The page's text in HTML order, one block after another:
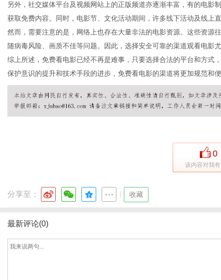
另外，社交媒体平台及视频网站上的正版频道亦逐渐丰富，有的电影
获取免费内容。同时，电影节、文化活动期间，许多线下活动及线上
然而，需要注意的是，网络上也存在大量非法的电影资源。这些资源
随病毒风险、画质不佳等问题。因此，选择安全可靠的渠道观看电影
综上所述，免费看电影已经不再是难事，只要选择合法的平台和方式
保护意识的提升和技术手段的进步，免费看电影的渠道将更加规范和
0
该内容对我
分享至： 收藏
最新评论(0)